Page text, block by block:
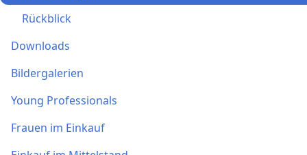
Rückblick
Downloads
Bildergalerien
Young Professionals
Frauen im Einkauf